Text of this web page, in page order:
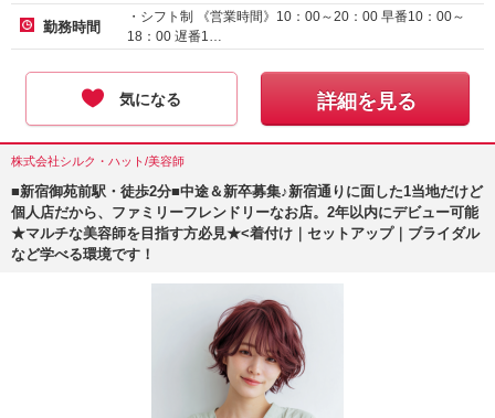
勤務時間
・シフト制 《営業時間》10：00～20：00 早番10：00～
18：00 遅番1…
気になる 詳細を見る
株式会社シルク・ハット/美容師
■新宿御苑前駅・徒歩2分■中途＆新卒募集♪新宿通りに面した1当地だけど
個人店だから、ファミリーフレンドリーなお店。2年以内にデビュー可能
★マルチな美容師を目指す方必見★<着付け｜セットアップ｜ブライダル
など学べる環境です！